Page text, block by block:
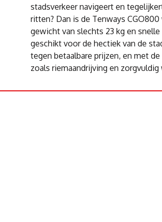
stadsverkeer navigeert en
ritten? Dan is de Tenways
gewicht van slechts 23 kg en
geschikt voor de hectiek van de
tegen betaalbare prijzen, en met
zoals riemaandrijving en